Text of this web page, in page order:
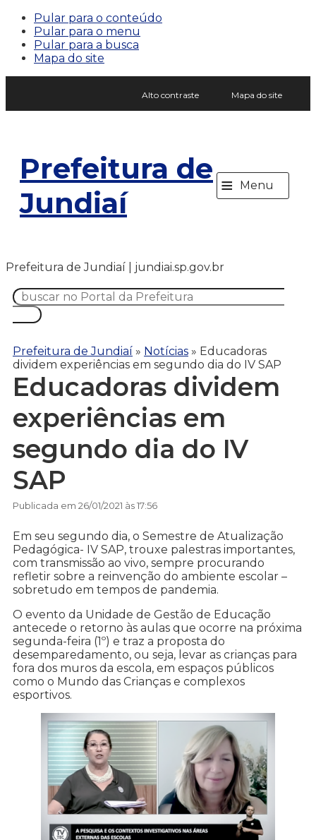
Pular para o conteúdo
Pular para o menu
Pular para a busca
Mapa do site
Alto contraste Mapa do site
Prefeitura de
Jundiaí
≡ Menu
Prefeitura de Jundiaí | jundiai.sp.gov.br
Prefeitura de Jundiaí » Notícias » Educadoras
dividem experiências em segundo dia do IV SAP
Educadoras dividem
experiências em
segundo dia do IV
SAP
Publicada em 26/01/2021 às 17:56
Em seu segundo dia, o Semestre de Atualização
Pedagógica- IV SAP, trouxe palestras importantes,
com transmissão ao vivo, sempre procurando
refletir sobre a reinvenção do ambiente escolar –
sobretudo em tempos de pandemia.
O evento da Unidade de Gestão de Educação
antecede o retorno às aulas que ocorre na próxima
segunda-feira (1º) e traz a proposta do
desemparedamento, ou seja, levar as crianças para
fora dos muros da escola, em espaços públicos
como o Mundo das Crianças e complexos
esportivos.